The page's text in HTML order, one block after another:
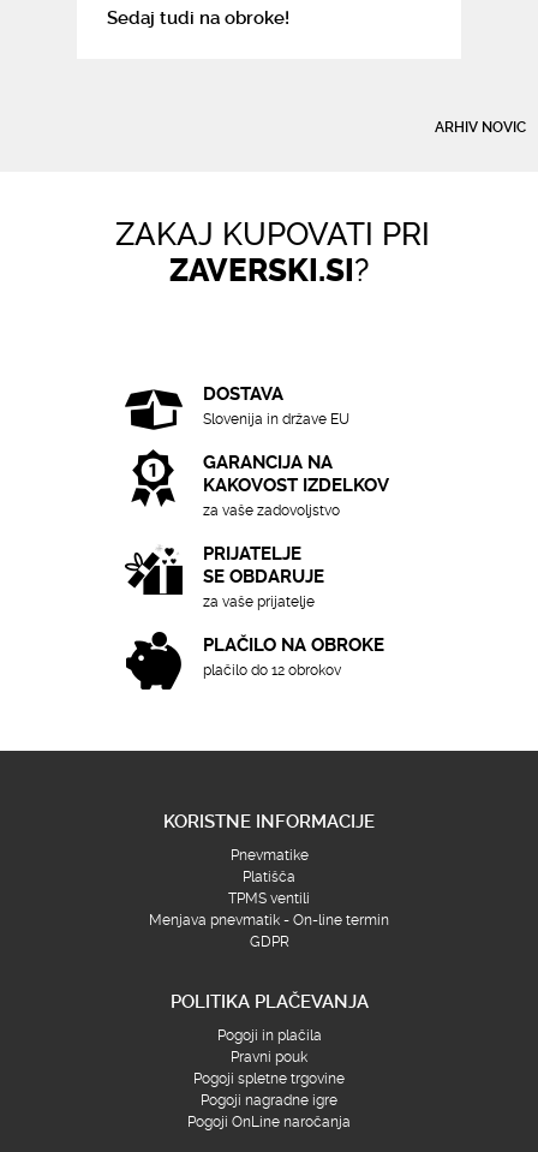
Sedaj tudi na obroke!
ARHIV NOVIC
ZAKAJ KUPOVATI PRI
ZAVERSKI.SI?
DOSTAVA
Slovenija in države EU
GARANCIJA NA
KAKOVOST IZDELKOV
za vaše zadovoljstvo
PRIJATELJE
SE OBDARUJE
za vaše prijatelje
PLAČILO NA OBROKE
plačilo do 12 obrokov
KORISTNE INFORMACIJE
Pnevmatike
Platišča
TPMS ventili
Menjava pnevmatik - On-line termin
GDPR
POLITIKA PLAČEVANJA
Pogoji in plačila
Pravni pouk
Pogoji spletne trgovine
Pogoji nagradne igre
Pogoji OnLine naročanja